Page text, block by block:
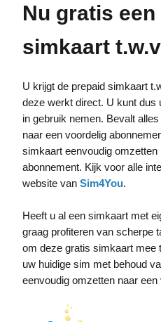
Nu gratis een
simkaart
U krijgt de prepaid simkaart
deze werkt direct. U kunt dus
in gebruik nemen. Bevalt
naar een voordelig
simkaart eenvoudig omzetten
abonnement. Kijk voor alle
website van Sim4You.
Heeft u al een simkaart met
graag profiteren van scherpe
om deze gratis simkaart mee
uw huidige sim met behoud
eenvoudig omzetten naar